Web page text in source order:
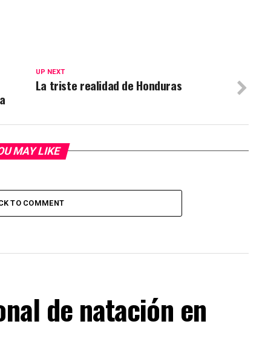
UP NEXT
La triste realidad de Honduras
MAY LIKE
TO COMMENT
de natación en